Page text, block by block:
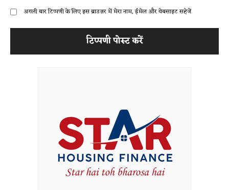
अगली बार टिप्पणी के लिए इस ब्राउज़र में मेरा नाम, ईमेल और वेबसाइट सहेजें